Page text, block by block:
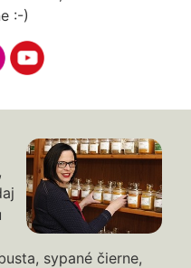
:-)
sypané čierne,